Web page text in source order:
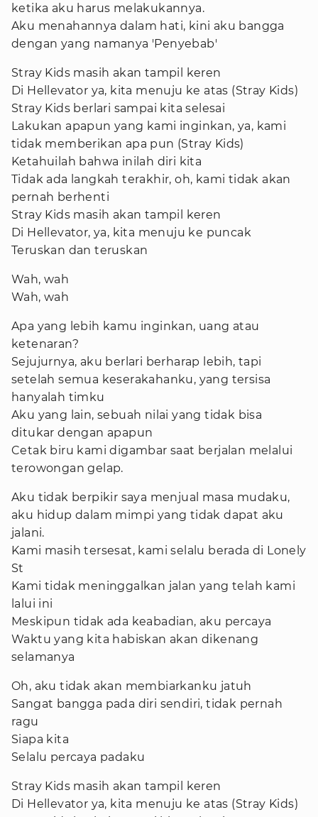
ketika aku harus melakukannya.
Aku menahannya dalam hati, kini aku bangga
dengan yang namanya 'Penyebab'
Stray Kids masih akan tampil keren
Di Hellevator ya, kita menuju ke atas (Stray Kids)
Stray Kids berlari sampai kita selesai
Lakukan apapun yang kami inginkan, ya, kami
tidak memberikan apa pun (Stray Kids)
Ketahuilah bahwa inilah diri kita
Tidak ada langkah terakhir, oh, kami tidak akan
pernah berhenti
Stray Kids masih akan tampil keren
Di Hellevator, ya, kita menuju ke puncak
Teruskan dan teruskan
Wah, wah
Wah, wah
Apa yang lebih kamu inginkan, uang atau
ketenaran?
Sejujurnya, aku berlari berharap lebih, tapi
setelah semua keserakahanku, yang tersisa
hanyalah timku
Aku yang lain, sebuah nilai yang tidak bisa
ditukar dengan apapun
Cetak biru kami digambar saat berjalan melalui
terowongan gelap.
Aku tidak berpikir saya menjual masa mudaku,
aku hidup dalam mimpi yang tidak dapat aku
jalani.
Kami masih tersesat, kami selalu berada di Lonely
St
Kami tidak meninggalkan jalan yang telah kami
lalui ini
Meskipun tidak ada keabadian, aku percaya
Waktu yang kita habiskan akan dikenang
selamanya
Oh, aku tidak akan membiarkanku jatuh
Sangat bangga pada diri sendiri, tidak pernah
ragu
Siapa kita
Selalu percaya padaku
Stray Kids masih akan tampil keren
Di Hellevator ya, kita menuju ke atas (Stray Kids)